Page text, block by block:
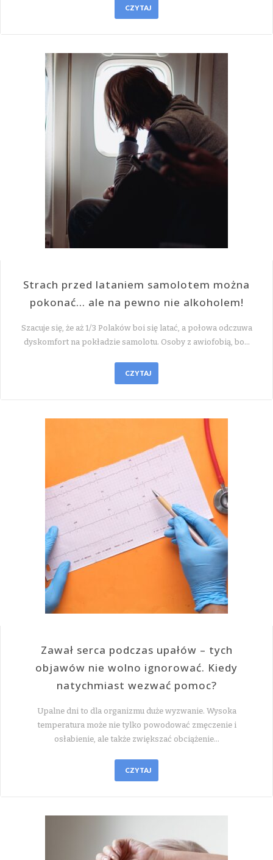
CZYTAJ
Strach przed lataniem samolotem można
pokonać… ale na pewno nie alkoholem!
Szacuje się, że aż 1/3 Polaków boi się latać, a połowa odczuwa
dyskomfort na pokładzie samolotu. Osoby z awiofobią, bo…
CZYTAJ
Zawał serca podczas upałów – tych
objawów nie wolno ignorować. Kiedy
natychmiast wezwać pomoc?
Upalne dni to dla organizmu duże wyzwanie. Wysoka
temperatura może nie tylko powodować zmęczenie i
osłabienie, ale także zwiększać obciążenie…
CZYTAJ